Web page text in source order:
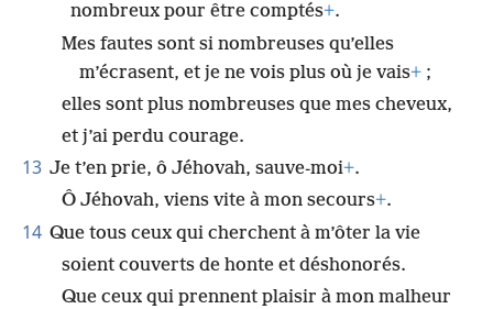
nombreux pour être comptés+.
Mes fautes sont si nombreuses qu’elles
m’écrasent, et je ne vois plus où je vais+ ;
elles sont plus nombreuses que mes cheveux,
et j’ai perdu courage.
13 Je t’en prie, ô Jéhovah, sauve-moi+.
Ô Jéhovah, viens vite à mon secours+.
14 Que tous ceux qui cherchent à m’ôter la vie
soient couverts de honte et déshonorés.
Que ceux qui prennent plaisir à mon malheur